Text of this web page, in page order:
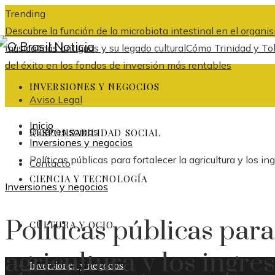
Trending
Descubre la función de la microbiota intestinal en el
música más antiguos y su legado culturalCómo Trinidad y
del éxito en los fondos de inversión más rentables
Aviso Legal
Quiénes somos
Contacto
INVERSIONES Y NEGOCIOS
RESPONSABILIDAD SOCIAL
CIENCIA Y TECNOLOGÍA
CULTURA Y OCIO
Inversiones y negocios
Inicio
Inversiones y negocios
Políticas públicas para fortalecer la agricultura y los
Inversiones y negocios
Políticas públicas
agricultura y los